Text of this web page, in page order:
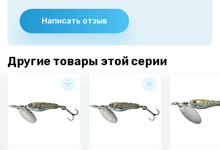
Написать отзыв
Другие товары этой серии